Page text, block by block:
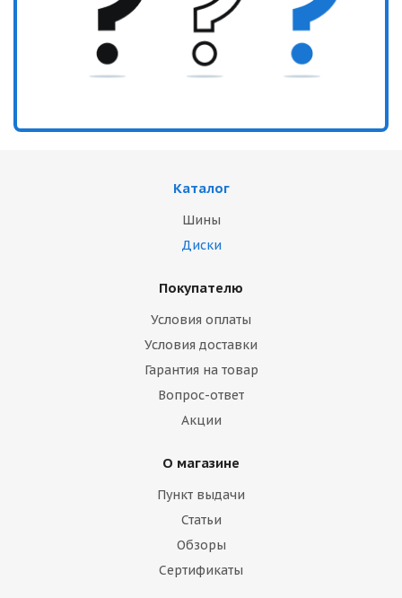
Каталог
Шины
Диски
Покупателю
Условия оплаты
Условия доставки
Гарантия на товар
Вопрос-ответ
Акции
О магазине
Пункт выдачи
Статьи
Обзоры
Сертификаты